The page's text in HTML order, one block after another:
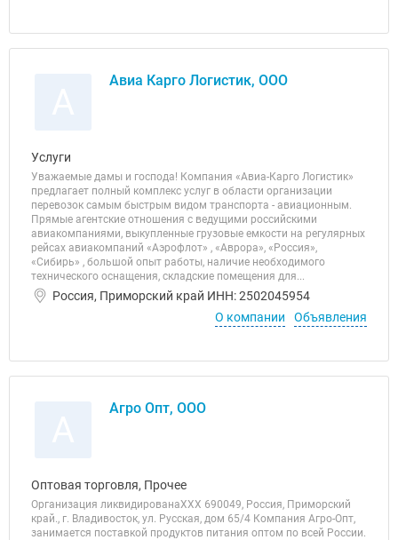
Авиа Карго Логистик, ООО
Услуги
Уважаемые дамы и господа! Компания «Авиа-Карго Логистик»
предлагает полный комплекс услуг в области организации
перевозок самым быстрым видом транспорта - авиационным.
Прямые агентские отношения с ведущими российскими
авиакомпаниями, выкупленные грузовые емкости на регулярных
рейсах авиакомпаний «Аэрофлот» , «Аврора», «Россия»,
«Сибирь» , большой опыт работы, наличие необходимого
технического оснащения, складские помещения для...
Россия, Приморский край ИНН: 2502045954
О компании
Объявления
Агро Опт, ООО
Оптовая торговля, Прочее
Организация ликвидированаХХХ 690049, Россия, Приморский
край., г. Владивосток, ул. Русская, дом 65/4 Компания Агро-Опт,
занимается поставкой продуктов питания оптом по всей России.